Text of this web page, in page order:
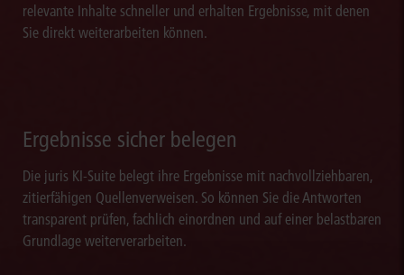
relevante Inhalte schneller und erhalten Ergebnisse, mit denen
Sie direkt weiterarbeiten können.
Ergebnisse sicher belegen
Die juris KI-Suite belegt ihre Ergebnisse mit nachvollziehbaren,
zitierfähigen Quellenverweisen. So können Sie die Antworten
transparent prüfen, fachlich einordnen und auf einer belastbaren
Grundlage weiterverarbeiten.